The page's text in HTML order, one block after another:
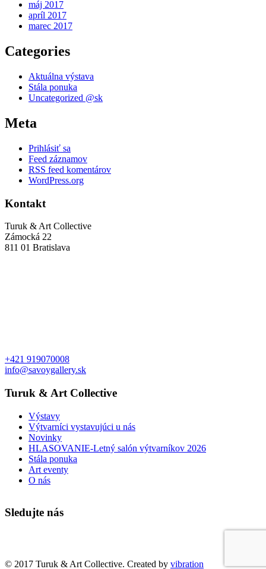
máj 2017
apríl 2017
marec 2017
Categories
Aktuálna výstava
Stála ponuka
Uncategorized @sk
Meta
Prihlásiť sa
Feed záznamov
RSS feed komentárov
WordPress.org
Kontakt
Turuk & Art Collective
Zámocká 22
811 01 Bratislava
+421 919070008
info@savoygallery.sk
Turuk & Art Collective
Výstavy
Výtvarníci vystavujúci u nás
Novinky
HLASOVANIE-Letný salón výtvarníkov 2026
Stála ponuka
Art eventy
O nás
Sledujte nás
© 2017 Turuk & Art Collective. Created by vibration